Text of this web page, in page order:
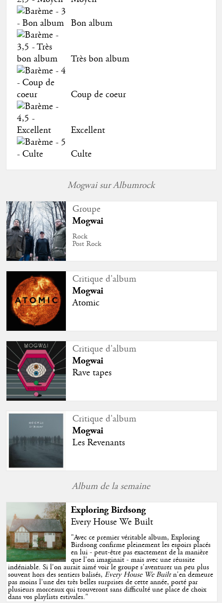
Bon album
Très bon album
Coup de coeur
Excellent
Culte
Mogwai sur Albumrock
Groupe
Mogwai
Rock
Post Rock
Critique d'album
Mogwai
Atomic
Critique d'album
Mogwai
Rave tapes
Critique d'album
Mogwai
Les Revenants
Album de la semaine
Exploring Birdsong
Every House We Built
"Avec ce premier véritable album, Exploring
Birdsong confirme pleinement les espoirs placés
en lui - peut-être pas exactement de la manière
que l'on imaginait - mais avec une réussite
indéniable. Si l'on aurait aimé voir le groupe s'aventurer un peu plus
souvent hors des sentiers balisés,Every House We Builtn'en demeure
pas moins l'une des très belles surprises de cette année, porté par
plusieurs morceaux qui trouveront sans difficulté une place de choix
dans vos playlists estivales."